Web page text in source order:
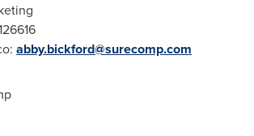
abby.bickford@surecomp.com